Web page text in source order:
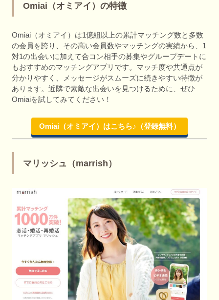
Omiai（オミアイ）の特徴
Omiai（オミアイ）は1億組以上の累計マッチング数と多数
の会員を誇り、その高い会員数やマッチングの実績から、1
対1の出会いに加えて合コン相手の募集やグループデートに
もおすすめのマッチングアプリです。マッチ度や共通点が
分かりやすく、メッセージがスムーズに続きやすい特徴が
あります。近隣で素敵な出会いを見つけるために、ぜひ
Omiaiを試してみてください！
Omiai（オミアイ）はこちら♪（登録無料）
マリッシュ（marrish）